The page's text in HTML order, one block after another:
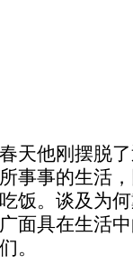
他刚摆脱了
事事的生活
饭。谈及为
面具在生活
。